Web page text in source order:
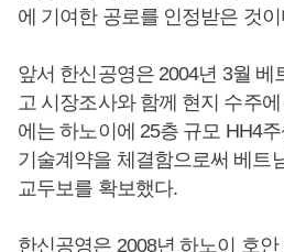
에 기여한 공로를 인정받은 것이
앞서 한신공영은 2004년 3월
고 시장조사와 함께 현지 수주
에는 하노이에 25층 규모 HH4
기술계약을 체결함으로써 베트
교두보를 확보했다.
한신공영은 2008년 하노이 호